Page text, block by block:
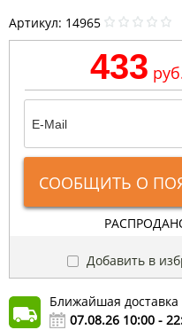
Артикул: 14965
433
СООБЩИТЬ О
Добавить в
Ближайшая
07.08.26 10:00 -